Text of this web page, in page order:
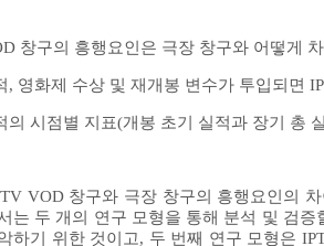
창구의 흥행요인은 극장 창구와 어떻게
, 영화제 수상 및 재개봉 변수가 투입되면
의 시점별 지표(개봉 초기 실적과 장기 총
VOD 창구와 극장 창구의 흥행요인의
는 두 개의 연구 모형을 통해 분석 및 검
하기 위한 것이고, 두 번째 연구 모형은